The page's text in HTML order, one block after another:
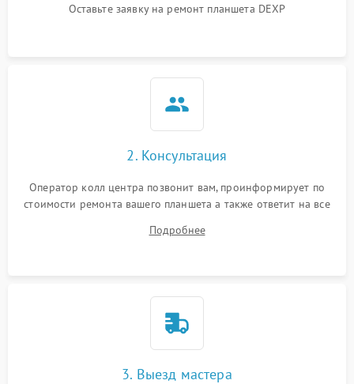
Режим работы
Питание и аккумулятор
Оставьте заявку на ремонт планшета DEXP
2. Консультация
Оператор колл центра позвонит вам, проинформирует по
стоимости ремонта вашего планшета а также ответит на все
Подробнее
3. Выезд мастера